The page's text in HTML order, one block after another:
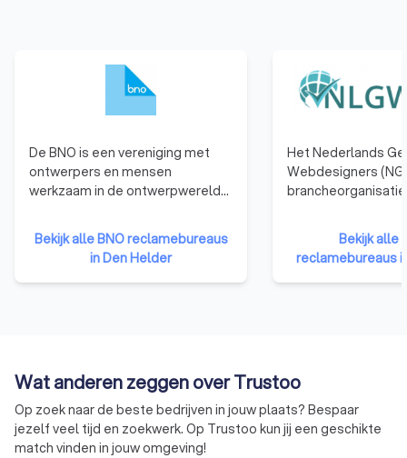
De BNO is een vereniging met
ontwerpers en mensen
werkzaam in de ontwerpwereld
vertegenwoordigt en versterkt
ontwerpers in Nederland.
Bekijk alle BNO reclamebureaus
in Den Helder
Het Nederlands
Webdesigners
die zijn
hebben namelijk
de nodige kennis,
vaardigheden te
gedragscode van
betekent dat ze
eigen gang kunnen
moeten voldoen
Bekijk alle
reclamebureaus
Wat anderen zeggen over Trustoo
Op zoek naar de beste bedrijven in jouw plaats? Bespaar
jezelf veel tijd en zoekwerk. Op Trustoo kun jij een geschikte
match vinden in jouw omgeving!